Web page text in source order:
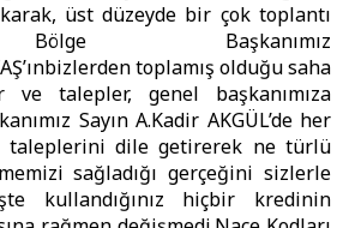
üst düzeyde bir çok toplantı
Başkanımız
toplamış olduğu saha
ve talepler, genel başkanımıza
Sayın A.Kadir AKGÜL’de her
taleplerini dile getirerek ne türlü
sağladığı gerçeğini sizlerle
kullandığınız hiçbir kredinin